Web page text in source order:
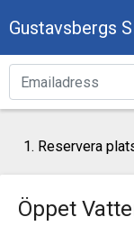
Gustavsbergs
1. Reservera
Öppet